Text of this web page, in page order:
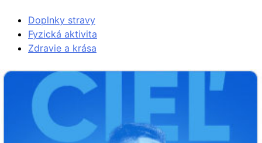
Doplnky stravy
Fyzická aktivita
Zdravie a krása